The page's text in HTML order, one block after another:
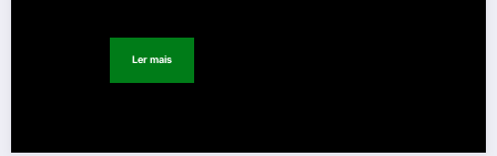
Ler mais